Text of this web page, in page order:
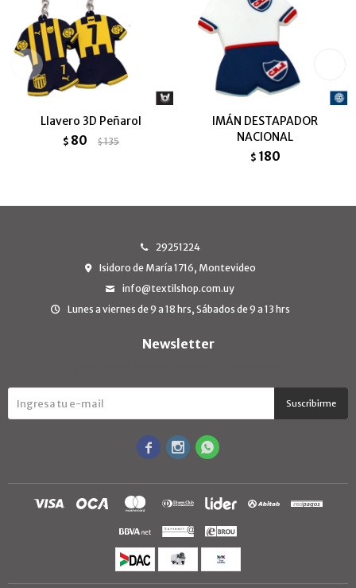
Llavero 3D Peñarol
$ 80 $135
IMÁN DESTAPADOR
NACIONAL
$ 180
29251224
Isidoro de María 1716, Montevideo
info@textilshop.com.uy
Lunes a viernes de 9 a 18 hrs, Sábados de 9 a 13 hrs
Newsletter
Suscribirme
  